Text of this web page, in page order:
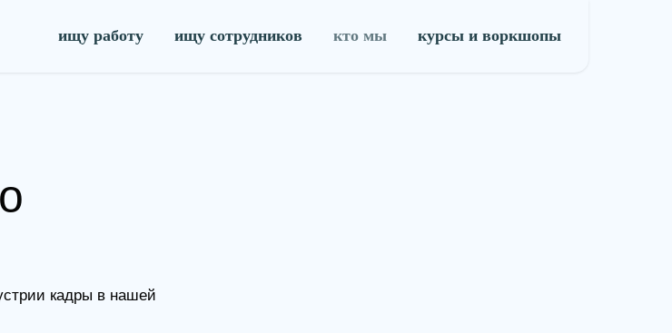
ищу работу ищу сотрудников кто мы курсы и воркшопы
в нашей
в 2020.
подряд.